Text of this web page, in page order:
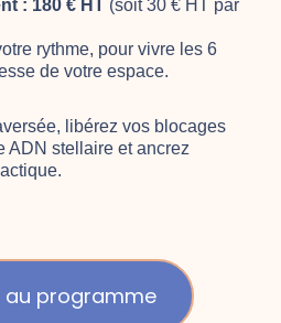
: 180 € HT (soit 30 € HT par
rythme, pour vivre les 6
de votre espace.
libérez vos blocages
ADN stellaire et ancrez
au programme